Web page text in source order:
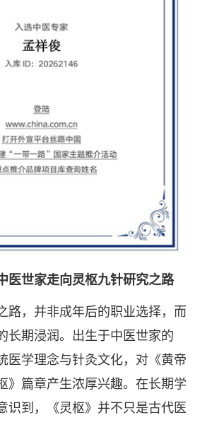
医世家走向灵枢九针研究之路
，并非成年后的职业选择，而
长期浸润。出生于中医世家的
医学理念与针灸文化，对《黄帝
》篇章产生浓厚兴趣。在长期学
识到，《灵枢》并不只是古代医